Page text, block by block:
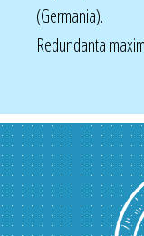
(Germania).
Redundanta